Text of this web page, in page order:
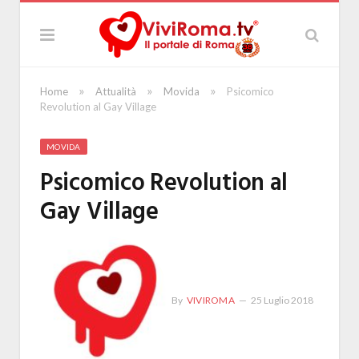
Home » Attualità » Movida »
Psicomico
Revolution al Gay Village
MOVIDA
Psicomico Revolution al
Gay Village
By VIVIROMA 25 Luglio 2018